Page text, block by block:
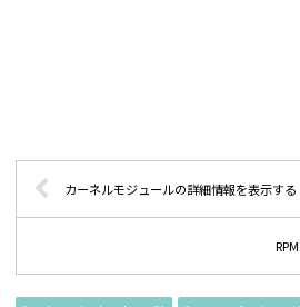
カーネルモジュールの詳細情報を表示する